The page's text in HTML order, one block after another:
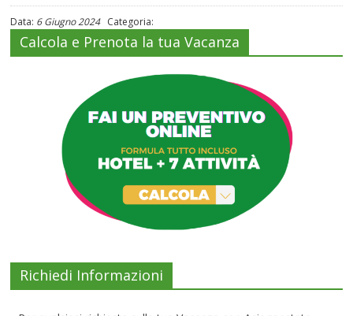
Data: 6 Giugno 2024Categoria:
Calcola e Prenota la tua Vacanza
Richiedi Informazioni